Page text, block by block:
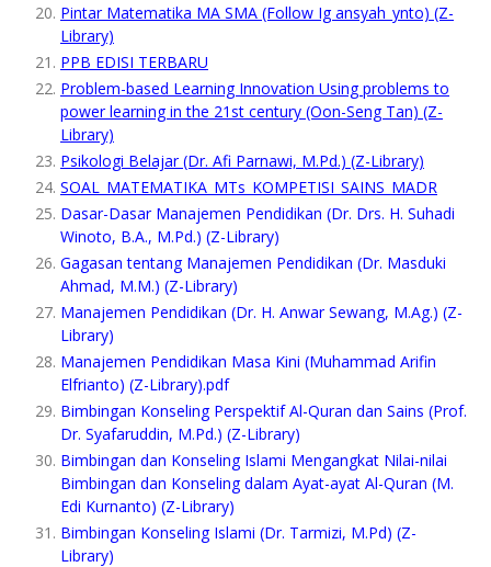
Pintar Matematika MA SMA (Follow Ig ansyah_ynto) (Z-
Library)
PPB EDISI TERBARU
Problem-based Learning Innovation Using problems to
power learning in the 21st century (Oon-Seng Tan) (Z-
Library)
Psikologi Belajar (Dr. Afi Parnawi, M.Pd.) (Z-Library)
SOAL_MATEMATIKA_MTs_KOMPETISI_SAINS_MADR
Dasar-Dasar Manajemen Pendidikan (Dr. Drs. H. Suhadi
Winoto, B.A., M.Pd.) (Z-Library)
Gagasan tentang Manajemen Pendidikan (Dr. Masduki
Ahmad, M.M.) (Z-Library)
Manajemen Pendidikan (Dr. H. Anwar Sewang, M.Ag.) (Z-
Library)
Manajemen Pendidikan Masa Kini (Muhammad Arifin
Elfrianto) (Z-Library).pdf
Bimbingan Konseling Perspektif Al-Quran dan Sains (Prof.
Dr. Syafaruddin, M.Pd.) (Z-Library)
Bimbingan dan Konseling Islami Mengangkat Nilai-nilai
Bimbingan dan Konseling dalam Ayat-ayat Al-Quran (M.
Edi Kurnanto) (Z-Library)
Bimbingan Konseling Islami (Dr. Tarmizi, M.Pd) (Z-
Library)